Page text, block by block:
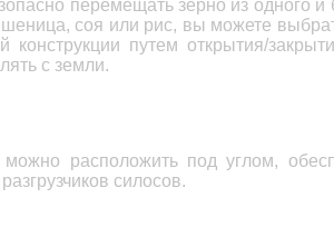
перемещать зерно из одного и
соя или рис, вы можете
путем открытия/
с земли.
можно расположить под углом,
силосов.